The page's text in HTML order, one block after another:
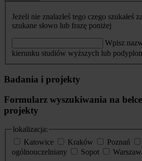
Jeżeli nie znalazłeś tego czego szukałeś
szukane słowo lub frazę poniżej
Wpisz
kierunku studiów wyższych lub
Badania i projekty
Formularz wyszukiwania na
projekty
lokalizacja:
Katowice
Kraków Poznań
ogólnouczelniany
Sopot